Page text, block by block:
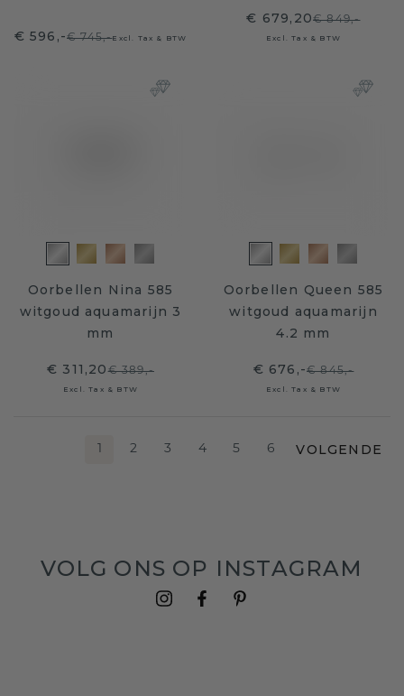
€ 596,-€ 745,-Excl. Tax & BTW
€ 679,20€ 849,-
Excl. Tax & BTW
Oorbellen Nina 585
witgoud aquamarijn 3
mm
€ 311,20€ 389,-
Excl. Tax & BTW
Oorbellen Queen 585
witgoud aquamarijn
4.2 mm
€ 676,-€ 845,-
Excl. Tax & BTW
1 2 3 4 5 6 VOLGENDE
VOLG ONS OP INSTAGRAM